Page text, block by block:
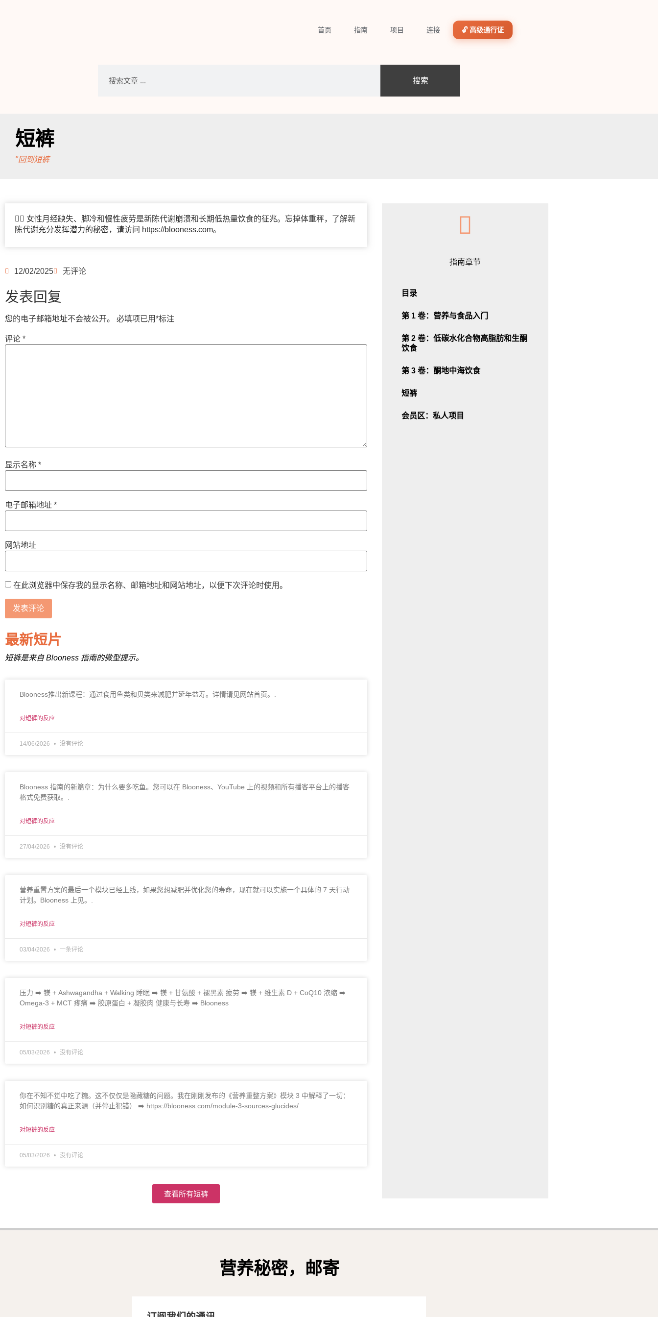
首页 指南 项目 连接 🔓 高级通行证
搜索
短裤
"回到短裤
🤷‍♀️ 女性月经缺失、脚冷和慢性疲劳是新陈代谢崩溃和长期低热量饮食的征兆。忘掉体重秤，了解新
陈代谢充分发挥潜力的秘密，请访问 https://blooness.com。
12/02/2025 无评论
发表回复
您的电子邮箱地址不会被公开。 必填项已用*标注
评论 *
显示名称 *
电子邮箱地址 *
网站地址
在此浏览器中保存我的显示名称、邮箱地址和网站地址，以便下次评论时使用。
最新短片
短裤是来自 Blooness 指南的微型提示。
Blooness推出新课程：通过食用鱼类和贝类来减肥并延年益寿。详情请见网站首页。.
对短裤的反应
14/06/2026 没有评论
Blooness 指南的新篇章：为什么要多吃鱼。您可以在 Blooness、YouTube 上的视频和所有播客平台上的播客
格式免费获取。.
对短裤的反应
27/04/2026 没有评论
营养重置方案的最后一个模块已经上线，如果您想减肥并优化您的寿命，现在就可以实施一个具体的 7 天行动
计划。Blooness 上见。.
对短裤的反应
03/04/2026 一条评论
压力 ➡️ 镁 + Ashwagandha + Walking 睡眠 ➡️ 镁 + 甘氨酸 + 褪黑素 疲劳 ➡️ 镁 + 维生素 D + CoQ10 浓缩 ➡️
Omega-3 + MCT 疼痛 ➡️ 胶原蛋白 + 凝胶肉 健康与长寿 ➡️ Blooness
对短裤的反应
05/03/2026 没有评论
你在不知不觉中吃了糖。这不仅仅是隐藏糖的问题。我在刚刚发布的《营养重整方案》模块 3 中解释了一切：
如何识别糖的真正来源（并停止犯错） ➡️ https://blooness.com/module-3-sources-glucides/
对短裤的反应
05/03/2026 没有评论
查看所有短裤
指南章节
目录
第 1 卷：营养与食品入门
第 2 卷：低碳水化合物高脂肪和生酮
饮食
第 3 卷：酮地中海饮食
短裤
会员区：私人项目
营养秘密，邮寄